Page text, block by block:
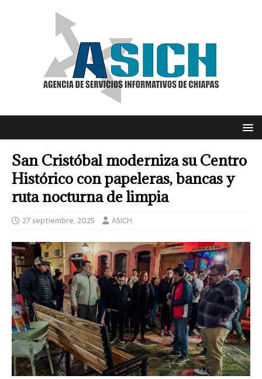
San Cristóbal moderniza su Centro
Histórico con papeleras, bancas y
ruta nocturna de limpia
27 septiembre, 2025 ASICH